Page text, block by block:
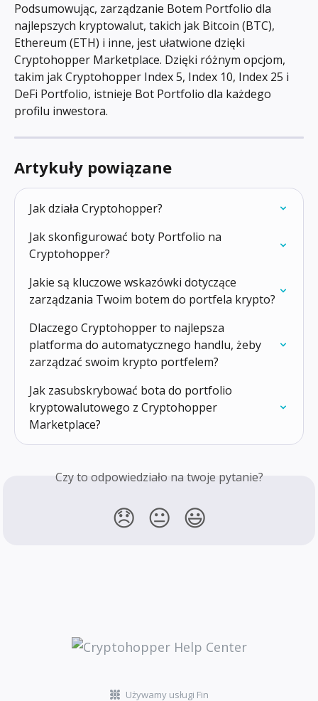
Podsumowując, zarządzanie Botem Portfolio dla
najlepszych kryptowalut, takich jak Bitcoin (BTC),
Ethereum (ETH) i inne, jest ułatwione dzięki
Cryptohopper Marketplace. Dzięki różnym opcjom,
takim jak Cryptohopper Index 5, Index 10, Index 25 i
DeFi Portfolio, istnieje Bot Portfolio dla każdego
profilu inwestora.
Artykuły powiązane
Jak działa Cryptohopper?
Jak skonfigurować boty Portfolio na
Cryptohopper?
Jakie są kluczowe wskazówki dotyczące
zarządzania Twoim botem do portfela krypto?
Dlaczego Cryptohopper to najlepsza
platforma do automatycznego handlu, żeby
zarządzać swoim krypto portfelem?
Jak zasubskrybować bota do portfolio
kryptowalutowego z Cryptohopper
Marketplace?
Czy to odpowiedziało na twoje pytanie?
😞 😐 😃
Używamy usługi Fin